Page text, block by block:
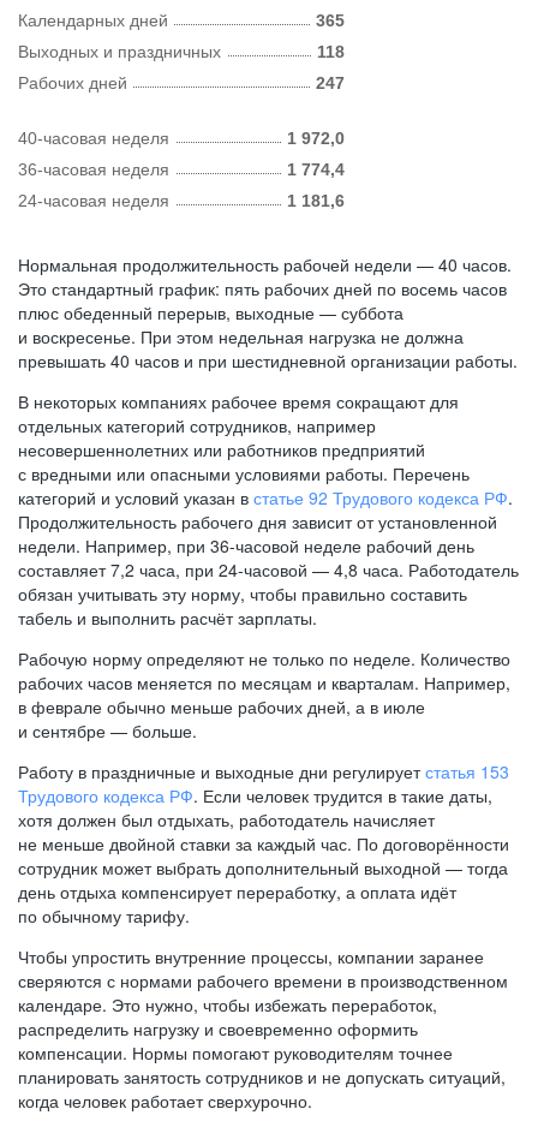
Календарных дней
365
Рабочих дней 247
Выходных и праздничных 118
40-часовая неделя
1 972,0
36-часовая неделя
1 774,4
24-часовая неделя
1 181,6
Нормальная продолжительность рабочей недели — 40 часов.
Это стандартный график: пять рабочих дней по восемь часов
плюс обеденный перерыв, выходные — суббота
и воскресенье. При этом недельная нагрузка не должна
превышать 40 часов и при шестидневной организации работы.
В некоторых компаниях рабочее время сокращают для
отдельных категорий сотрудников, например
несовершеннолетних или работников предприятий
с вредными или опасными условиями работы. Перечень
категорий и условий указан в статье 92 Трудового кодекса РФ.
Продолжительность рабочего дня зависит от установленной
недели. Например, при 36-часовой неделе рабочий день
составляет 7,2 часа, при 24-часовой — 4,8 часа. Работодатель
обязан учитывать эту норму, чтобы правильно составить
табель и выполнить расчёт зарплаты.
Рабочую норму определяют не только по неделе. Количество
рабочих часов меняется по месяцам и кварталам. Например,
в феврале обычно меньше рабочих дней, а в июле
и сентябре — больше.
Работу в праздничные и выходные дни регулируетстатья 153
Трудового кодекса РФ. Если человек трудится в такие даты,
хотя должен был отдыхать, работодатель начисляет
не меньше двойной ставки за каждый час. По договорённости
сотрудник может выбрать дополнительный выходной — тогда
день отдыха компенсирует переработку, а оплата идёт
по обычному тарифу.
Чтобы упростить внутренние процессы, компании заранее
сверяются с нормами рабочего времени в производственном
календаре. Это нужно, чтобы избежать переработок,
распределить нагрузку и своевременно оформить
компенсации. Нормы помогают руководителям точнее
планировать занятость сотрудников и не допускать ситуаций,
когда человек работает сверхурочно.